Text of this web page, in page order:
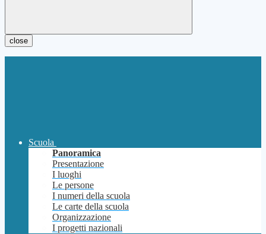
close
Scuola
Panoramica
Presentazione
I luoghi
Le persone
I numeri della scuola
Le carte della scuola
Organizzazione
I progetti nazionali